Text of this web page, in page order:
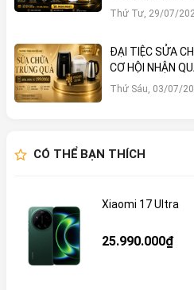
Thứ Tư, 29/07/
ĐẠI TIỆC SỬA
CƠ HỘI NHẬN
MOBILE
Thứ Sáu, 03/07/
CÓ THỂ BẠN THÍCH
Xiaomi 17 Ultra
25.990.000₫